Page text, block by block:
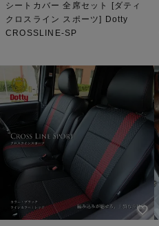
シートカバー 全席セット [ダティ
クロスライン スポーツ] Dotty
CROSSLINE-SP